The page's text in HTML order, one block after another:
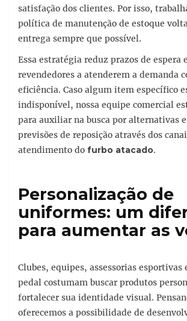
satisfação dos clientes. Por isso,
política de manutenção de estoque
entrega sempre que possível.
Essa estratégia reduz prazos de espera
revendedores a atenderem a demanda
eficiência. Caso algum item específico
indisponível, nossa equipe comercial
para auxiliar na busca por alternativas
previsões de reposição através dos
atendimento do furbo atacado.
Personalização de
uniformes: um
para aumentar as
Clubes, equipes, assessorias esportivas
pedal costumam buscar produtos
fortalecer sua identidade visual.
oferecemos a possibilidade de